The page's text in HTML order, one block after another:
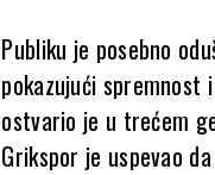
Publiku je posebno
pokazujući spremnost
ostvario je u trećem
Grikspor je uspevao